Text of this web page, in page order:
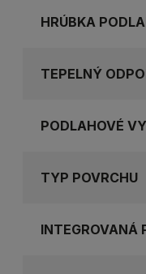
HRÚBKA
TEPELNÝ
PODLAHOVÉ
TYP POVRCHU
INTEGROVANÁ